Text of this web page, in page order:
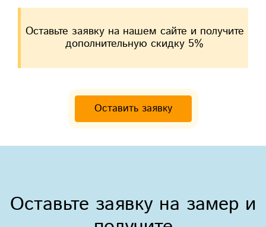
Оставьте заявку на нашем сайте и получите
дополнительную скидку 5%
Оставить заявку
Оставьте заявку на замер и